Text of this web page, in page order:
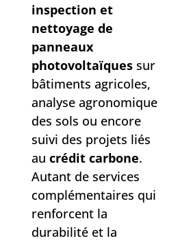
inspection et
nettoyage de
panneaux
photovoltaïques sur
bâtiments agricoles,
analyse agronomique
des sols ou encore
suivi des projets liés
au crédit carbone.
Autant de services
complémentaires qui
renforcent la
durabilité et la